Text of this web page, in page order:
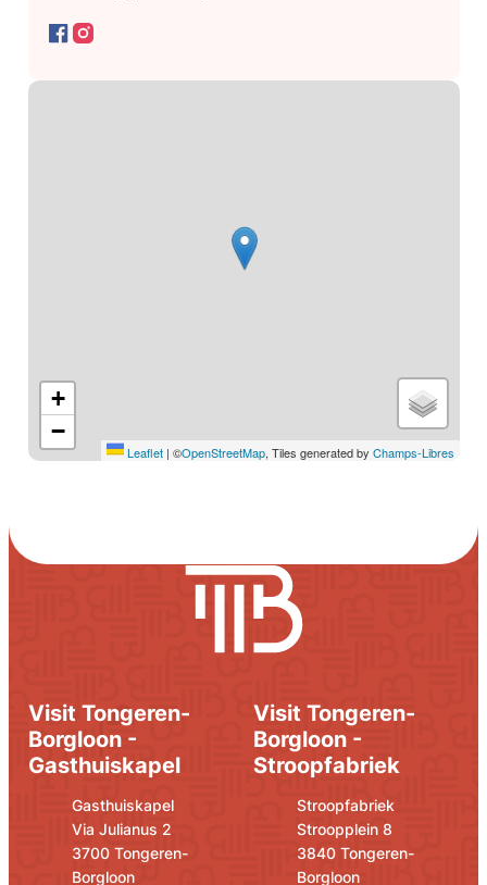
Facebook
Instagram
Stratenplan
+
−
Leaflet | ©OpenStreetMap, Tiles generated by Champs-Libres
Visit Tongeren-
Borgloon -
Gasthuiskapel
Gasthuiskapel
Via Julianus 2
,3700 Tongeren-
Borgloon
E-mail
Visit Tongeren-
Borgloon -
Stroopfabriek
Stroopfabriek
Stroopplein 8
,3840 Tongeren-
Borgloon
E-mail